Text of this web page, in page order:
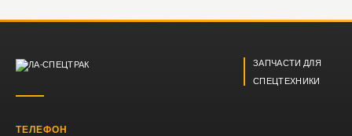
ЗАПЧАСТИ ДЛЯ
СПЕЦТЕХНИКИ
ТЕЛЕФОН